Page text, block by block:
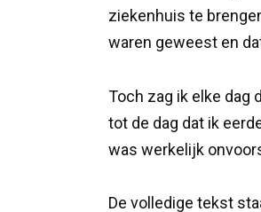
ziekenhuis te
waren geweest en
Toch zag ik elke dag
tot de dag dat ik
was werkelijk
De volledige tekst